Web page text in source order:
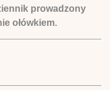
prowadzony
ołówkiem.